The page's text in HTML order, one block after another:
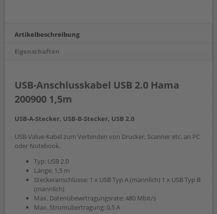
Artikelbeschreibung
Eigenschaften
USB-Anschlusskabel USB 2.0 Hama
200900 1,5m
USB-A-Stecker, USB-B-Stecker, USB 2.0
USB-Value-Kabel zum Verbinden von Drucker, Scanner etc. an PC
oder Notebook.
Typ: USB 2.0
Länge: 1,5 m
Steckeranschlüsse: 1 x USB Typ A (männlich) 1 x USB Typ B
(männlich)
Max. Datenübewrtragungsrate: 480 Mbit/s
Max. Stromübertragung: 0,5 A